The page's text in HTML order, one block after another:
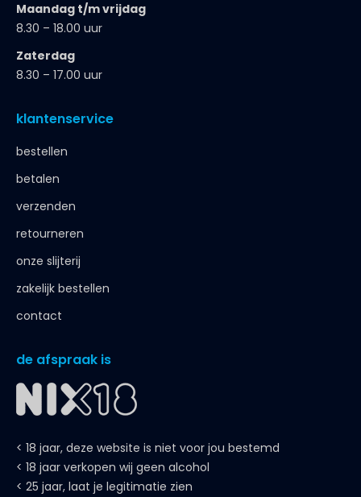
Maandag t/m vrijdag
8.30 – 18.00 uur
Zaterdag
8.30 – 17.00 uur
klantenservice
bestellen
betalen
verzenden
retourneren
onze slijterij
zakelijk bestellen
contact
de afspraak is
< 18 jaar, deze website is niet voor jou bestemd
< 18 jaar verkopen wij geen alcohol
< 25 jaar, laat je legitimatie zien